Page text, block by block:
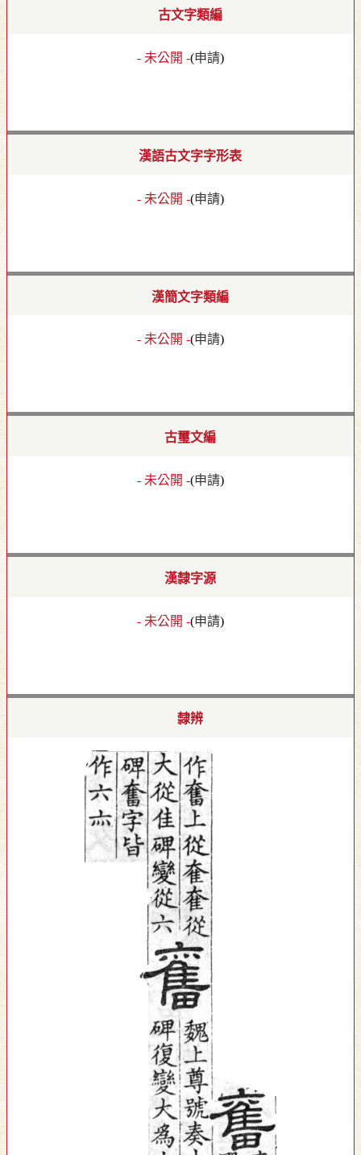
古文字類編
- 未公開 -(申請)
漢語古文字字形表
- 未公開 -(申請)
漢簡文字類編
- 未公開 -(申請)
古璽文編
- 未公開 -(申請)
漢隸字源
- 未公開 -(申請)
隸辨